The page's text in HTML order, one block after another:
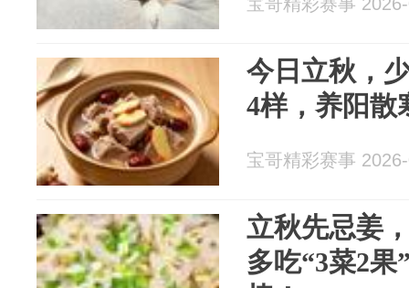
今日立秋，
4样，养阳散
宝哥精彩赛事
立秋先忌姜
多吃“3菜2